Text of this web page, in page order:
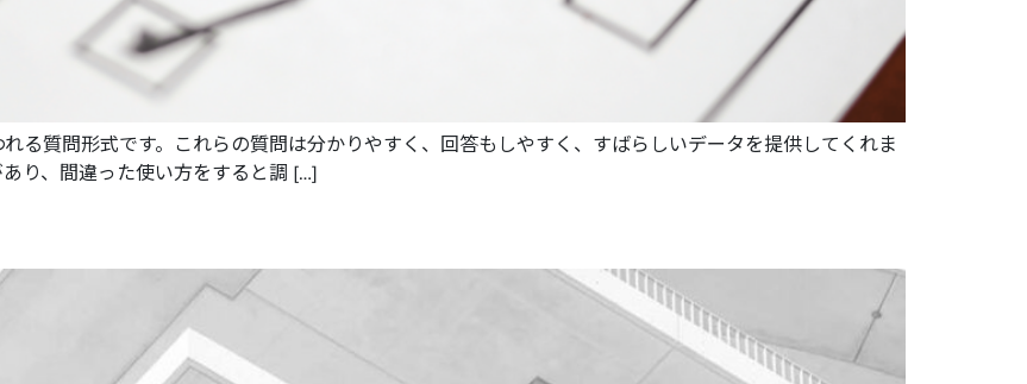
る質問形式です。これらの質問は分かりやすく、回答もしやすく、すばらしいデータを提供してくれま
り、間違った使い方をすると調 […]